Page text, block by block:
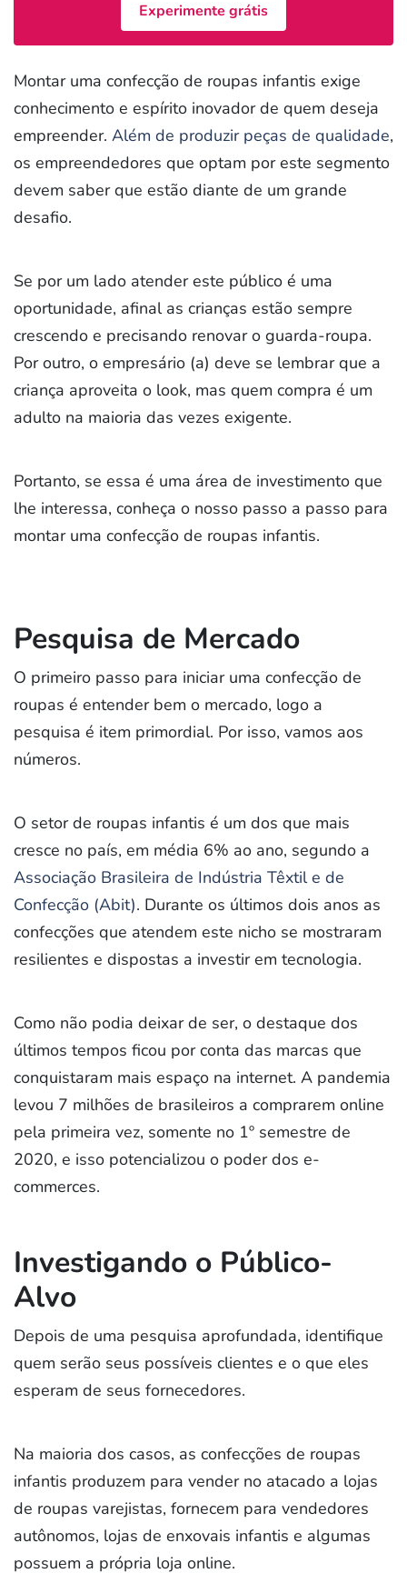
Experimente grátis
Montar uma confecção de roupas infantis exige
conhecimento e espírito inovador de quem deseja
empreender. Além de produzir peças de qualidade,
os empreendedores que optam por este segmento
devem saber que estão diante de um grande
desafio.
Se por um lado atender este público é uma
oportunidade, afinal as crianças estão sempre
crescendo e precisando renovar o guarda-roupa.
Por outro, o empresário (a) deve se lembrar que a
criança aproveita o look, mas quem compra é um
adulto na maioria das vezes exigente.
Portanto, se essa é uma área de investimento que
lhe interessa, conheça o nosso passo a passo para
montar uma confecção de roupas infantis.
Pesquisa de Mercado
O primeiro passo para iniciar uma confecção de
roupas é entender bem o mercado, logo a
pesquisa é item primordial. Por isso, vamos aos
números.
O setor de roupas infantis é um dos que mais
cresce no país, em média 6% ao ano, segundo a
Associação Brasileira de Indústria Têxtil e de
Confecção (Abit). Durante os últimos dois anos as
confecções que atendem este nicho se mostraram
resilientes e dispostas a investir em tecnologia.
Como não podia deixar de ser, o destaque dos
últimos tempos ficou por conta das marcas que
conquistaram mais espaço na internet. A pandemia
levou 7 milhões de brasileiros a comprarem online
pela primeira vez, somente no 1º semestre de
2020, e isso potencializou o poder dos e-
commerces.
Investigando o Público-
Alvo
Depois de uma pesquisa aprofundada, identifique
quem serão seus possíveis clientes e o que eles
esperam de seus fornecedores.
Na maioria dos casos, as confecções de roupas
infantis produzem para vender no atacado a lojas
de roupas varejistas, fornecem para vendedores
autônomos, lojas de enxovais infantis e algumas
possuem a própria loja online.